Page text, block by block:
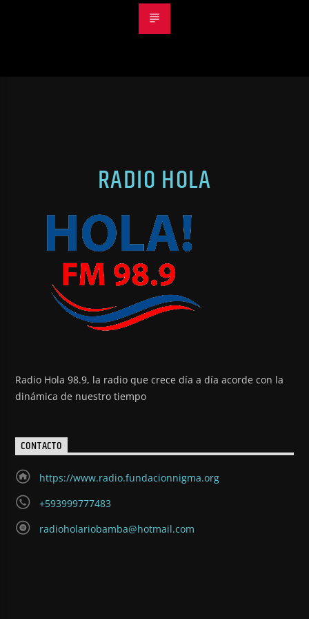
RADIO HOLA
Radio Hola 98.9, la radio que crece día a día acorde con la
dinámica de nuestro tiempo
CONTACTO
https://www.radio.fundacionnigma.org
+593999777483
radioholariobamba@hotmail.com